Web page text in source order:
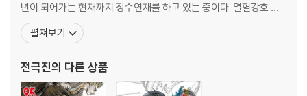
[만화] 열혈강호 28
강호에 몰아치는 음모와 격돌! 송무 문주 유원찬은 추의환영검술을 완성
은 담화린에게 검술의 변초를 익히면서 점차 자신의 잠재능력을 각성한다.
한편, 진풍백은 송무문을 향한 파상적인 공격을 시작하는데... 걷잡을 수 없
년이 되어가는 현재까지 장수연재를 하고 있는 중이다. 열혈강호 시
나리오 부분을 유심히보면 한자어가 다수 표기된 것을 보아 한자에
능한 것을 알 수 있다. 실제로 만화잡지 영챔프에서도 전극진 작가는
는데 편집부 측에서는 전자공학을 전공하였고 한자는 작가 개인이
펼쳐보기
전극진의 다른 상품